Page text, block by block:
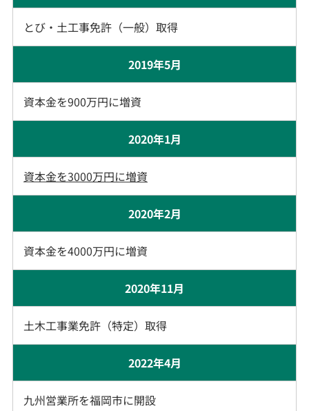
とび・土工事免許（一般）取得
2019年5月
​​​​​資本金を900万円に増資
2020年1月
資本金を3000万円に増資
​​​​​​​2020年2月
​​​​​資本金を4000万円に増資
2020年11月
土木工事業免許（特定）取得
2022年4月
九州営業所を福岡市に開設